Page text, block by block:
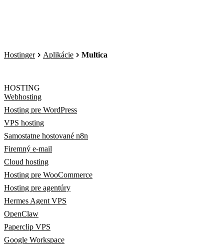
Hostinger Aplikácie Multica
HOSTING
Webhosting
Hosting pre WordPress
VPS hosting
Samostatne hostované n8n
Firemný e-mail
Cloud hosting
Hosting pre WooCommerce
Hosting pre agentúry
Hermes Agent VPS
OpenClaw
Paperclip VPS
Google Workspace